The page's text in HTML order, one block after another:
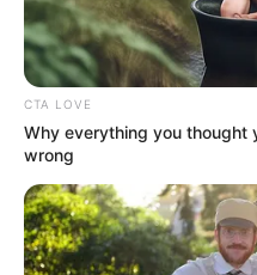
CTA LOVE
Why everything you thought
wrong